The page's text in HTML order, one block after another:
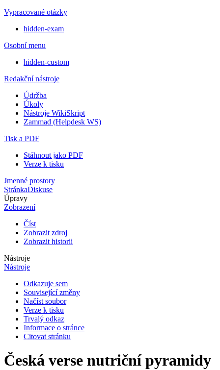
Vypracované otázky
hidden-exam
Osobní menu
hidden-custom
Redakční nástroje
Údržba
Úkoly
Nástroje WikiSkript
Zammad (Helpdesk WS)
Tisk a PDF
Stáhnout jako PDF
Verze k tisku
Jmenné prostory
StránkaDiskuse
Úpravy
Zobrazení
Číst
Zobrazit zdroj
Zobrazit historii
Nástroje
Nástroje
Odkazuje sem
Související změny
Načíst soubor
Verze k tisku
Trvalý odkaz
Informace o stránce
Citovat stránku
Česká verse nutriční pyramidy